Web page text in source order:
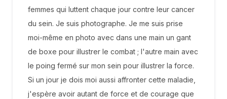
femmes qui luttent chaque jour contre leur cancer
du sein. Je suis photographe. Je me suis prise
moi-même en photo avec dans une main un gant
de boxe pour illustrer le combat ; l'autre main avec
le poing fermé sur mon sein pour illustrer la force.
Si un jour je dois moi aussi affronter cette maladie,
j'espère avoir autant de force et de courage que